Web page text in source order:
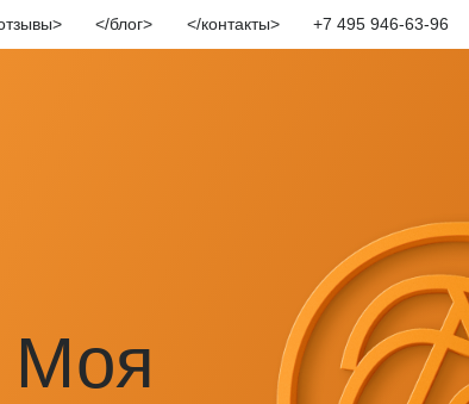
блог контакты +7 495 946-63-96
Моя